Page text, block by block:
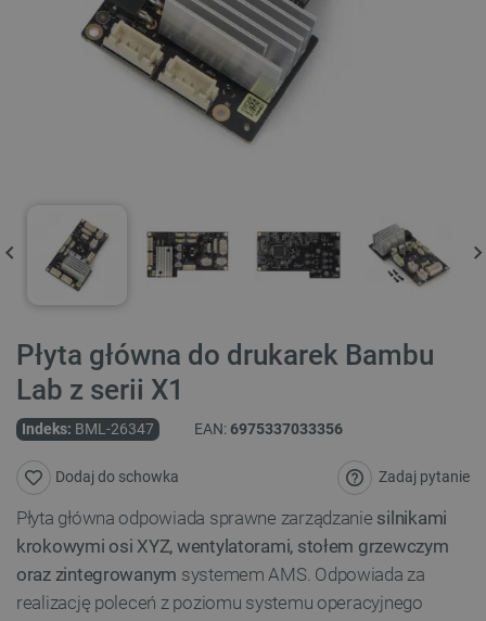
Płyta główna do drukarek Bambu
Lab z serii X1
Indeks: BML-26347 EAN:6975337033356
Zadaj pytanie
Dodaj do schowka
Płyta główna odpowiada sprawne zarządzanie silnikami
krokowymi osi XYZ, wentylatorami, stołem grzewczym
oraz zintegrowanym systemem AMS. Odpowiada za
realizację poleceń z poziomu systemu operacyjnego